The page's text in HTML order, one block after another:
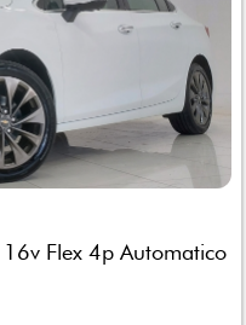
Flex 4p Automatico